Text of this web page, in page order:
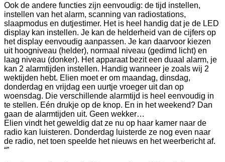
Ook de andere functies zijn eenvoudig: de tijd instellen,
instellen van het alarm, scanning van radiostations,
slaapmodus en dutjestimer. Het is heel handig dat je de LED
display kan instellen. Je kan de helderheid van de cijfers op
het display eenvoudig aanpassen. Je kan daarvoor kiezen
uit hoogniveau (helder), normaal niveau (gedimd licht) en
laag niveau (donker). Het apparaat bezit een duaal alarm, je
kan 2 alarmtijden instellen. Handig wanneer je zoals wij 2
wektijden hebt. Elien moet er om maandag, dinsdag,
donderdag en vrijdag een uurtje vroeger uit dan op
woensdag. Die verschillende alarmtijd is heel eenvoudig in
te stellen. Eén drukje op de knop. En in het weekend? Dan
gaan de alarmtijden uit. Geen wekker…
Elien vindt het geweldig dat ze nu op haar kamer naar de
radio kan luisteren. Donderdag luisterde ze nog even naar
de radio, net toen speelde het nieuws en het weerbericht af.
“”